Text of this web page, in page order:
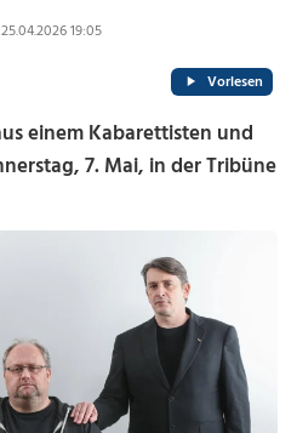
19:05
Vorlesen
einem Kabarettisten und
7. Mai, in der Tribüne